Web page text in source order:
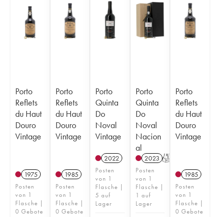
Porto
Reflets
du Haut
Douro
Vintage
1975
Posten
von 1
Flasche |
0 Gebote
Porto
Reflets
du Haut
Douro
Vintage
1985
Posten
von 1
Flasche |
0 Gebote
Porto
Quinta
Do
Noval
Vintage
2022
Posten
von 1
Flasche |
5 auf
Lager
Porto
Quinta
Do
Noval
Nacion
al
2023 T
Posten
von 1
Flasche |
1 auf
Lager
Porto
Reflets
du Haut
Douro
Vintage
1985
Posten
von 1
Flasche |
0 Gebote